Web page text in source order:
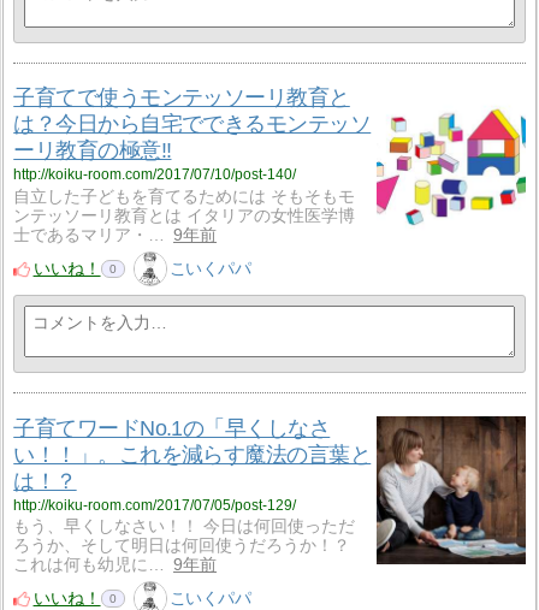
子育てで使うモンテッソーリ教育と
は？今日から自宅でできるモンテッソ
ーリ教育の極意!!
http://koiku-room.com/2017/07/10/post-140/
自立した子どもを育てるためには そもそもモ
ンテッソーリ教育とは イタリアの女性医学博
士であるマリア・…
9年前
いいね！
0 こいくパパ
子育てワードNo.1の「早くしなさ
い！！」。これを減らす魔法の言葉と
は！？
http://koiku-room.com/2017/07/05/post-129/
もう、早くしなさい！！ 今日は何回使っただ
ろうか、そして明日は何回使うだろうか！？
これは何も幼児に…
9年前
いいね！
0 こいくパパ